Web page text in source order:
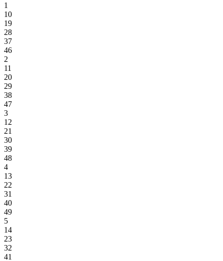
1
10
19
28
37
46
2
11
20
29
38
47
3
12
21
30
39
48
4
13
22
31
40
49
5
14
23
32
41